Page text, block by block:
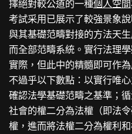
擇絕對較公道的一種個人空間
考試采用已展示了較強景象
與其基礎范疇對接的方法天
而全部范疇系統。實行法理
實際，但此中的精髓即可作
不過乎以下數點：以實行唯
確認法學基礎范疇之基準；
社會的權二分為法權（即法
權，進而將法權二分為權利